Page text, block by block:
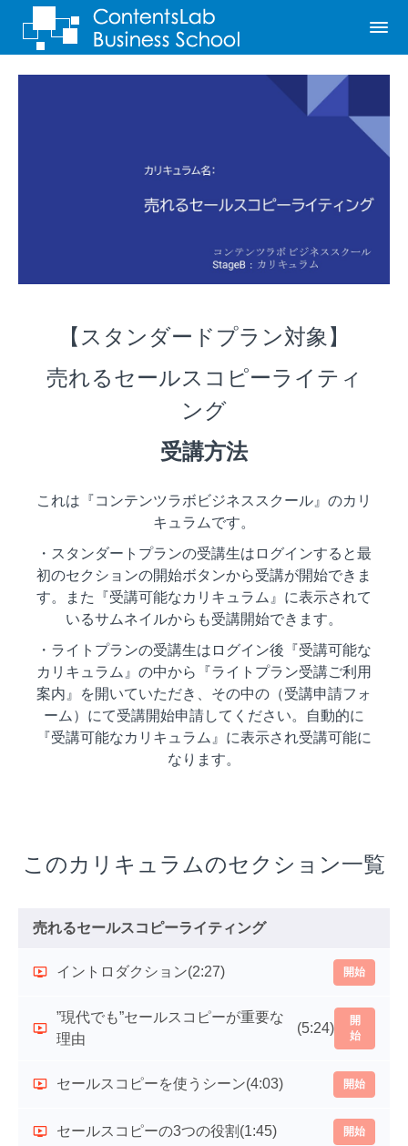
【スタンダードプラン対象】
売れるセールスコピーライティ
ング
受講方法
これは『コンテンツラボビジネススクール』のカリ
キュラムです。
・スタンダートプランの受講生はログインすると最
初のセクションの開始ボタンから受講が開始できま
す。また『受講可能なカリキュラム』に表示されて
いるサムネイルからも受講開始できます。
・ライトプランの受講生はログイン後『受講可能な
カリキュラム』の中から『ライトプラン受講ご利用
案内』を開いていただき、その中の（受講申請フォ
ーム）にて受講開始申請してください。自動的に
『受講可能なカリキュラム』に表示され受講可能に
なります。
このカリキュラムのセクション一覧
売れるセールスコピーライティング
イントロダクション(2:27) 開始
”現代でも”セールスコピーが重要な
理由
(5:24)
開
始
セールスコピーを使うシーン(4:03) 開始
セールスコピーの3つの役割 (1:45) 開始